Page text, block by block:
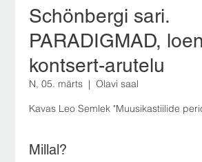
Schönbergi sari.
PARADIGMAD,
kontsert-arutelu
N, 05. märts
  |
Olavi saal
Kavas Leo Semlek "Muusikastiilide
Millal?